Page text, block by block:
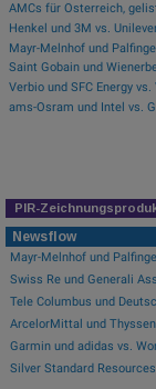
AMCs für Österreich,
PIR-
Newsflow
Mayr-Melnhof und
Swiss Re und Generali
Tele Columbus und
ArcelorMittal und
Garmin und adidas vs.
Silver Standard